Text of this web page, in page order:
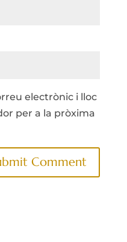
electrònic i lloc
per a la pròxima